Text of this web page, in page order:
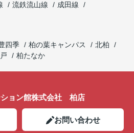
流鉄流山線
成田線
四季 柏の葉キャンパス
北柏
柏たなか
ション館株式会社 柏店
お問い合わせ